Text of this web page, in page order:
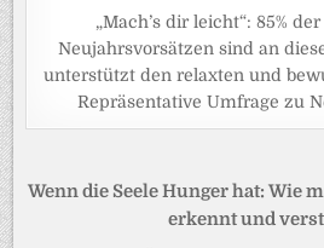
„Mach’s dir leicht“: 85%
Neujahrsvorsätzen sind an
unterstützt den relaxten und
Repräsentative Umfrage zu
Beitragsnavigation
Wenn die Seele Hunger hat: Wie
erkennt und